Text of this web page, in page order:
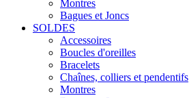
Montres
Bagues et Joncs
SOLDES
Accessoires
Boucles d'oreilles
Bracelets
Chaînes, colliers et pendentifs
Montres